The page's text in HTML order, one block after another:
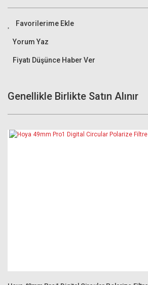
Yorum Yaz
Fiyatı Düşünce Haber Ver
Genellikle Birlikte Satın Alınır